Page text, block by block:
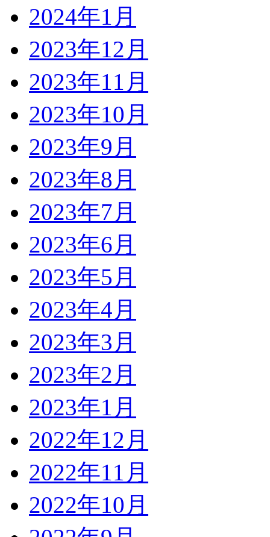
2024年1月
2023年12月
2023年11月
2023年10月
2023年9月
2023年8月
2023年7月
2023年6月
2023年5月
2023年4月
2023年3月
2023年2月
2023年1月
2022年12月
2022年11月
2022年10月